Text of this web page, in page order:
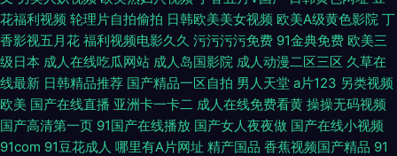
花福利视频 轮理片自拍偷拍 日韩欧美美女视频 欧美A级黄色影院 丁
香影视五月花 福利视频电影久久 污污污污免费 91金典免费 欧美三
级日本 成人在线吃瓜网站 成人岛国影院 成人动漫二区三区 久草在
线最新 日韩精品推荐 国产精品一区自拍 男人天堂 a片123 另类视频
欧美 国产在线直播 亚洲卡一卡二 成人在线免费看黄 操操无码视频
国产高清第一页 91国产在线播放 国产女人夜夜做 国产在线小视频
91com 91豆花成人 哪里有A片网址 精产国品 香蕉视频国产精品 91